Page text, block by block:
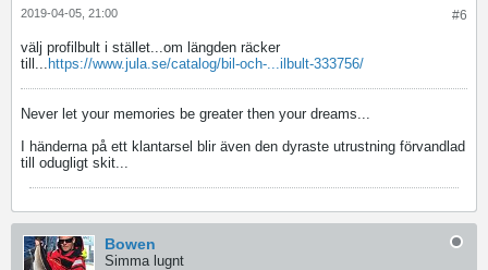
#6
2019-04-05, 21:00
välj profilbult i stället...om längden räcker
till... https://www.jula.se/catalog/bil-och-...ilbult-333756/
Never let your memories be greater then your dreams...
I händerna på ett klantarsel blir även den dyraste utrustning förvandlad
till odugligt skit...
Bowen
Simma lugnt